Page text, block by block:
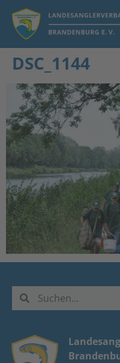
DSC_1144